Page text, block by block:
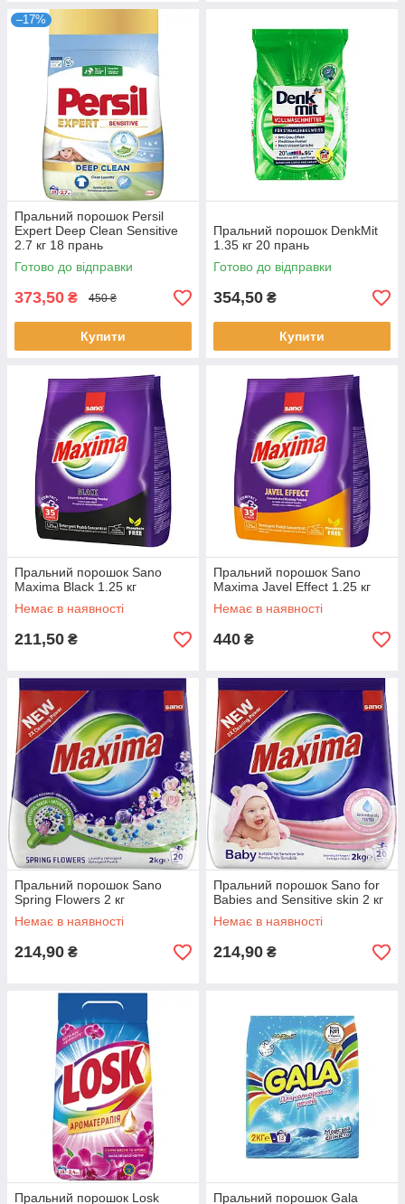
–17%
Пральний порошок Persil
Expert Deep Clean Sensitive
2.7 кг 18 прань
Готово до відправки
373,50 ₴ 450 ₴
Купити
Пральний порошок DenkMit
1.35 кг 20 прань
Готово до відправки
354,50 ₴
Купити
Пральний порошок Sano
Maxima Black 1.25 кг
Немає в наявності
211,50 ₴
Пральний порошок Sano
Maxima Javel Effect 1.25 кг
Немає в наявності
440 ₴
Пральний порошок Sano
Spring Flowers 2 кг
Немає в наявності
214,90 ₴
Пральний порошок Sano for
Babies and Sensitive skin 2 кг
Немає в наявності
214,90 ₴
Пральний порошок Losk
Пральний порошок Gala